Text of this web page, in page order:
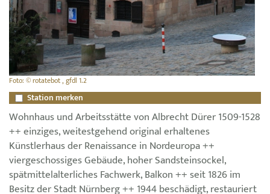
Foto: © rotatebot , gfdl 1.2
Station merken
Wohnhaus und Arbeitsstätte von Albrecht Dürer 1509-1528
++ einziges, weitestgehend original erhaltenes
Künstlerhaus der Renaissance in Nordeuropa ++
viergeschossiges Gebäude, hoher Sandsteinsockel,
spätmittelalterliches Fachwerk, Balkon ++ seit 1826 im
Besitz der Stadt Nürnberg ++ 1944 beschädigt, restauriert